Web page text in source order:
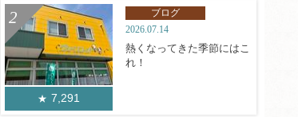
7,291
ブログ
2026.07.14
熱くなってきた季節にはこ
れ！